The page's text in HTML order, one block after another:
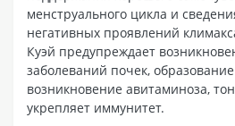
менструального цикла и
негативных проявлений
Куэй предупреждает
заболеваний почек,
возникновение авитаминоза,
укрепляет иммунитет.